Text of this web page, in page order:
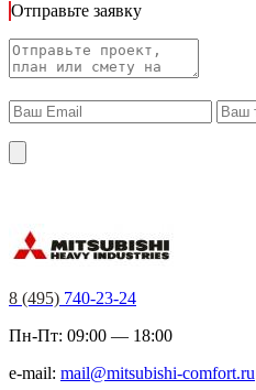
Отправьте заявку
8 (495) 740-23-24
Пн-Пт: 09:00 — 18:00
e-mail: mail@mitsubishi-comfort.ru